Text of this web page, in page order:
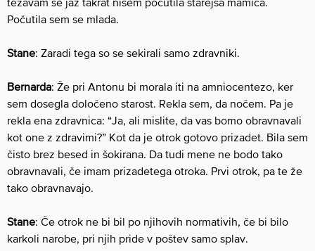
Počutila sem se mlada​.
Stane: Zaradi tega so se sekirali samo zdravniki.
Bernarda: Že pri Antonu bi morala iti na amniocentezo, ker
sem dosegla določeno starost. Rekla sem, da nočem. Pa je
rekla ena zdravnica: “Ja, ali mislite, da vas bomo obravnavali
kot ​o​ne z zdravimi?” Kot da je otrok gotovo prizadet. Bila sem
čisto brez besed in šokirana. Da tudi mene ne bodo tako
obravnavali, če imam prizadetega otroka. Prvi otrok, pa te že
tako obravnavajo.
Stane: Če otrok ne bi bil po njihovih normativih, če bi bilo
karkoli narobe, pri njih pride v poštev samo splav.